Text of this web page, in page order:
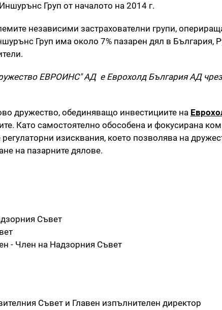
Груп от началото на 2014 г.
независими застрахователни групи,
Груп има около 7% пазарен дял в България,
ЕВРОИНС" АД е Еврохолд България АД
дружество, обединяващо инвестициите на
Като самостоятелно обособена и фокусирана
изисквания, което позволява на
на пазарните дялове.
Съвет
- Член на Надзорния Съвет
Съвет и Главен изпълнителен директор